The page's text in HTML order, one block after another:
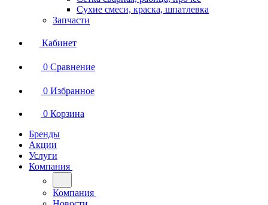
Сухие смеси, краска, шпатлевка
Запчасти
Кабинет
0 Сравнение
0 Избранное
0 Корзина
Бренды
Акции
Услуги
Компания
Компания